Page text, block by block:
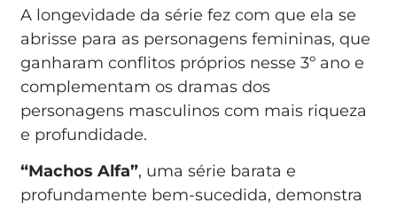
A longevidade da série fez com que ela se
abrisse para as personagens femininas, que
ganharam conflitos próprios nesse 3º ano e
complementam os dramas dos
personagens masculinos com mais riqueza
e profundidade.
“Machos Alfa”, uma série barata e
profundamente bem-sucedida, demonstra